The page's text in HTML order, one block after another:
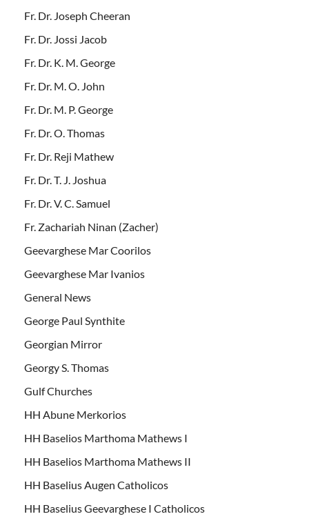
Fr. Dr. Joseph Cheeran
Fr. Dr. Jossi Jacob
Fr. Dr. K. M. George
Fr. Dr. M. O. John
Fr. Dr. M. P. George
Fr. Dr. O. Thomas
Fr. Dr. Reji Mathew
Fr. Dr. T. J. Joshua
Fr. Dr. V. C. Samuel
Fr. Zachariah Ninan (Zacher)
Geevarghese Mar Coorilos
Geevarghese Mar Ivanios
General News
George Paul Synthite
Georgian Mirror
Georgy S. Thomas
Gulf Churches
HH Abune Merkorios
HH Baselios Marthoma Mathews I
HH Baselios Marthoma Mathews II
HH Baselius Augen Catholicos
HH Baselius Geevarghese I Catholicos